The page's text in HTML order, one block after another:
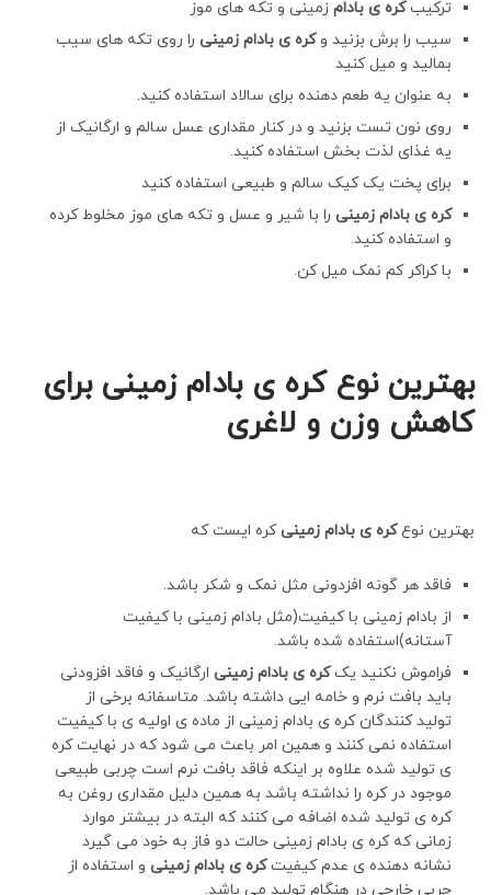
ترکیبکره ی بادام زمینی و تکه های موز
سیب را برش بزنید وکره ی بادام زمینی را روی تکه های سیب
بمالید و میل کنید
به عنوان یه طعم دهنده برای سالاد استفاده کنید.
روی نون تست بزنید و در کنار مقداری عسل سالم و ارگانیک از
یه غذای لذت بخش استفاده کنید.
برای پخت یک کیک سالم و طبیعی استفاده کنید
کره ی بادام زمینی را با شیر و عسل و تکه های موز مخلوط کرده
و استفاده کنید.
با کراکر کم نمک میل کن.
بهترین نوع کره ی بادام زمینی برای
کاهش وزن و لاغری
بهترین نوعکره ی بادام زمینیکره ایست که
فاقد هر گونه افزدونی مثل نمک و شکر باشد.
از بادام زمینی با کیفیت(مثل بادام زمینی با کیفیت
آستانه)استفاده شده باشد.
فراموش نکنید یککره ی بادام زمینی ارگانیک و فاقد افزودنی
باید بافت نرم و خامه ایی داشته باشد. متاسفانه برخی از
تولید کنندگان کره ی بادام زمینی از ماده ی اولیه ی با کیفیت
استفاده نمی کنند و همین امر باعث می شود که در نهایت کره
ی تولید شده علاوه بر اینکه فاقد بافت نرم است چربی طبیعی
موجود در کره را نداشته باشد به همین دلیل مقداری روغن به
کره ی تولید شده اضافه می کنند که البته در بیشتر موارد
زمانی که کره ی بادام زمینی حالت دو فاز به خود می گیرد
نشانه دهنده ی عدم کیفیتکره ی بادام زمینی و استفاده از
چربی خارجی در هنگام تولید می باشد.